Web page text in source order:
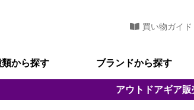
買い物ガイド
類から探す ブランドから探す
アウトドアギア販